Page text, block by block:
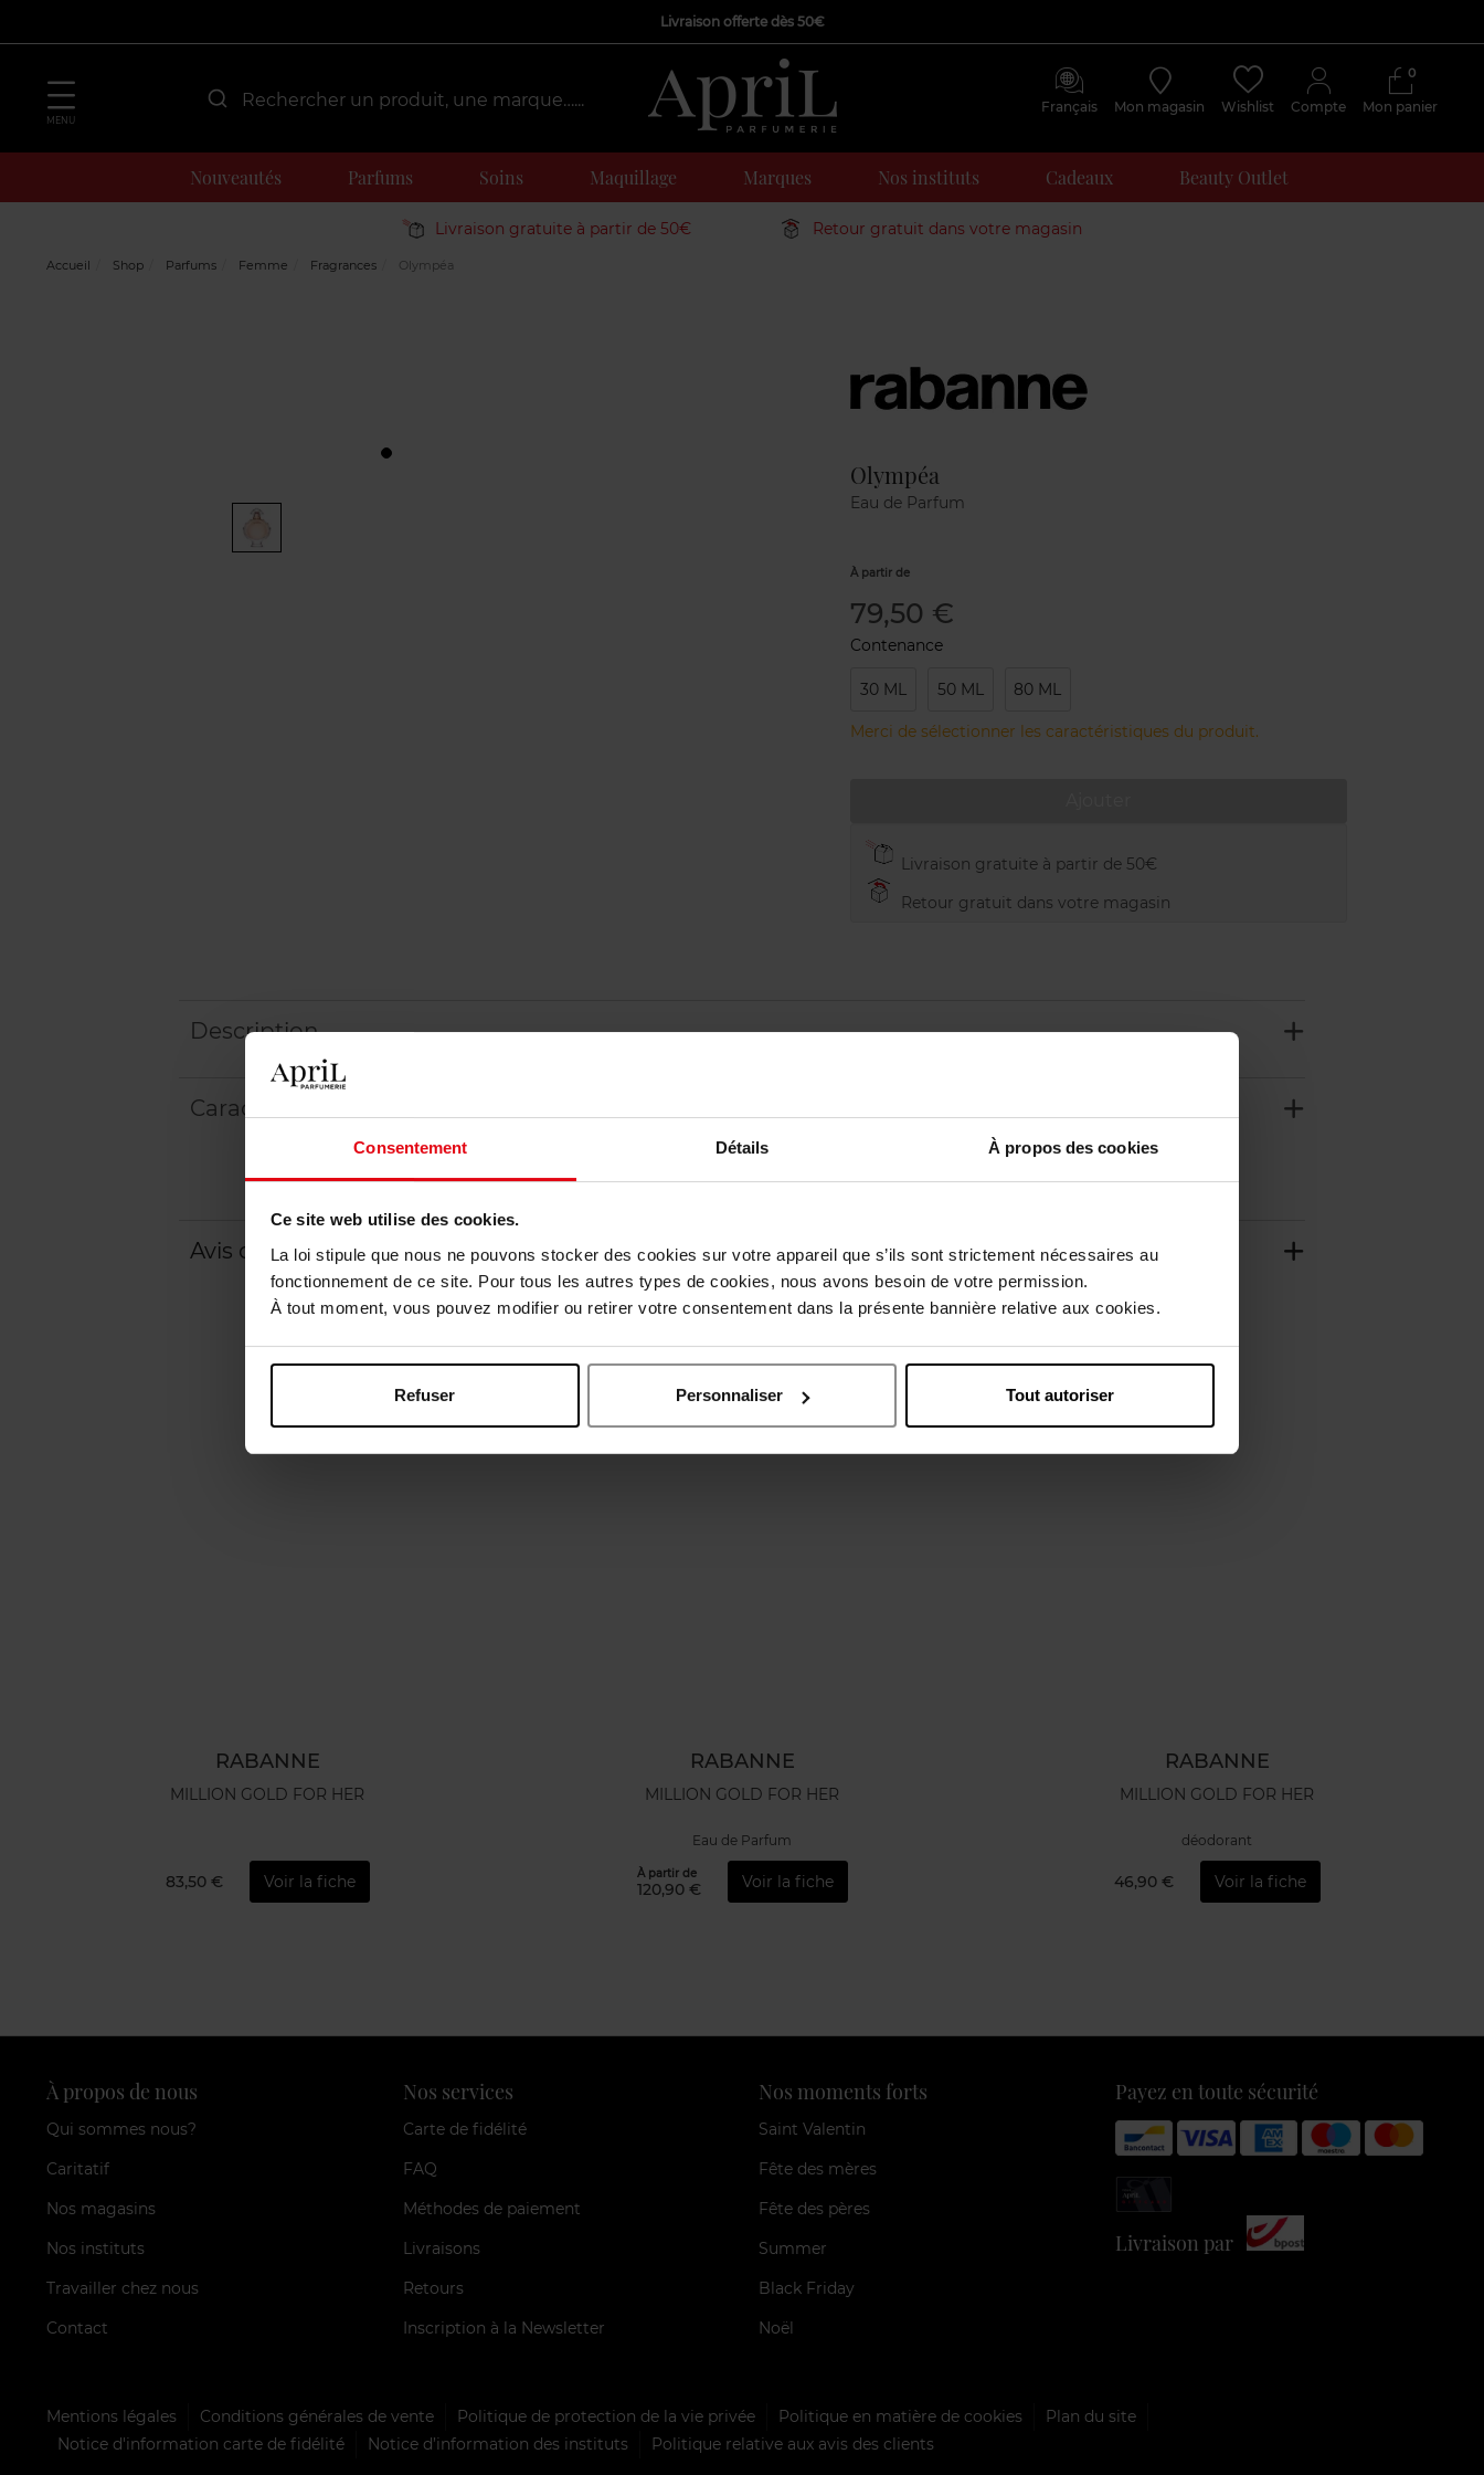
Consentement Détails À propos des cookies
Ce site web utilise des cookies.
La loi stipule que nous ne pouvons stocker des cookies sur votre appareil que s’ils sont strictement nécessaires au
fonctionnement de ce site. Pour tous les autres types de cookies, nous avons besoin de votre permission.
À tout moment, vous pouvez modifier ou retirer votre consentement dans la présente bannière relative aux cookies.
Refuser Personnaliser Tout autoriser
Livraison offerte dès 50€
MENU
Français Mon magasin Wishlist Compte Mon panier
0
Nouveautés Parfums Soins Maquillage Marques Nos instituts Cadeaux Beauty Outlet
Livraison gratuite à partir de 50€ Retour gratuit dans votre magasin
Accueil Shop Parfums Femme Fragrances Olympéa
Olympéa
Eau de Parfum
À partir de
79,50 €
Contenance
30 ML 50 ML 80 ML
Merci de sélectionner les caractéristiques du produit.
Livraison gratuite à partir de 50€
Retour gratuit dans votre magasin
Description
Caractéristiques
Avis client
Oublié quelque chose ?
RABANNE
MILLION GOLD FOR HER
83,50 € Voir la fiche
RABANNE
MILLION GOLD FOR HER
Eau de Parfum
À partir de
120,90 € Voir la fiche
RABANNE
MILLION GOLD FOR HER
déodorant
46,90 € Voir la fiche
À propos de nous
Qui sommes nous?
Caritatif
Nos magasins
Nos instituts
Travailler chez nous
Contact
Nos services
Carte de fidélité
FAQ
Méthodes de paiement
Livraisons
Retours
Inscription à la Newsletter
Nos moments forts
Saint Valentin
Fête des mères
Fête des pères
Summer
Black Friday
Noël
Payez en toute sécurité
Livraison par
Mentions légales Conditions générales de vente Politique de protection de la vie privée Politique en matière de cookies
Plan du site
Notice d'information carte de fidélité
Notice d’information des instituts Politique relative aux avis des clients